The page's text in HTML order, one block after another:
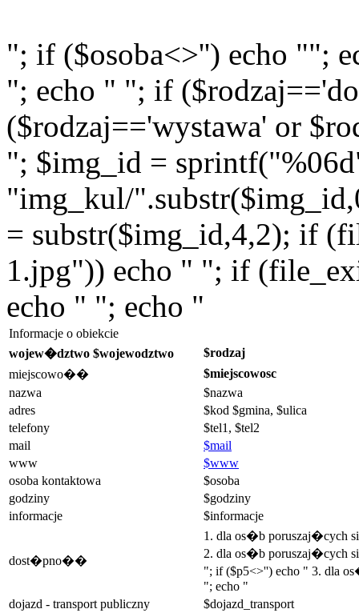
"; if ($osoba<>'') echo "";
"; echo " "; if
($rodzaj=='wystawa' or
"; $img_id =
"img_kul/
= substr($img_id,4,2); if
1.jpg")) echo " "; if
echo " "; echo "
Informacje o obiekcie
wojew�dztwo $wojewodztwo
$rodzaj
miejscowo��
$miejscowosc
nazwa
$nazwa
adres
$kod $gmina, $ulica
telefony
$tel1, $tel2
mail
$mail
www
$www
osoba kontaktowa
$osoba
godziny
$godziny
informacje
$informacje
dost�pno��
1. dla os�b poruszaj�cych
2. dla os�b poruszaj�cych
"; if ($p5<>'') echo " 3. dla
"; echo "
dojazd - transport publiczny
$dojazd_transport